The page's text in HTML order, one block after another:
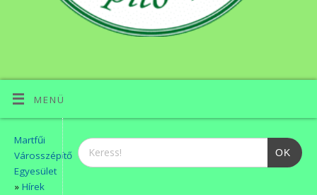
MENÜ
Martfűi
Városszépítő
Egyesület
»Hírek
OK